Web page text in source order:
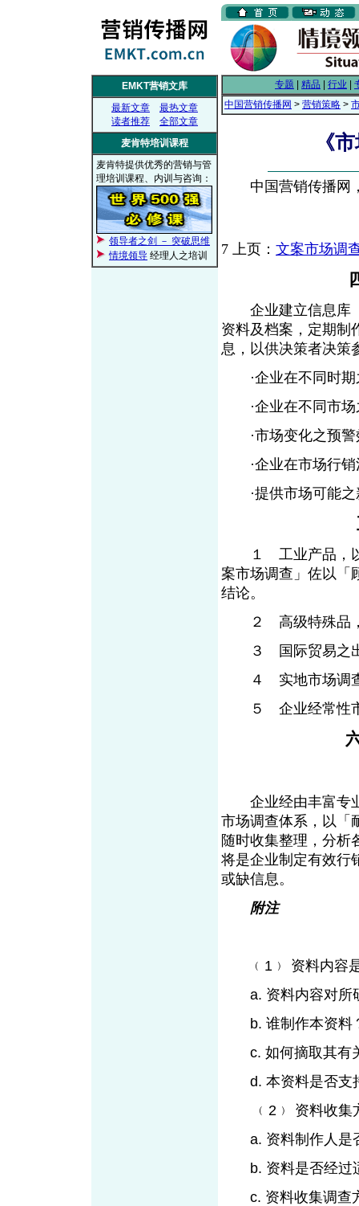
EMKT营销文库
最新文章
最热文章
读者推荐
全部文章
麦肯特培训课程
麦肯特提供优秀的营销与管
理培训课程、内训与咨询：
领导者之剑 － 突破思维
情境领导 经理人之培训
专题 精品 行业
中国营销传播网 > 营销策略 >
《
中国营销传播网
7 上页： 文案市场调
企业建立信息库（
资料及档案，定期制
息，以供决策者决策
·企业在不同时期
·企业在不同市场
·市场变化之预警
·企业在市场行销
·提供市场可能之
１ 工业产品，以
案市场调查」佐以「
结论。
２ 高级特殊品，
３ 国际贸易之出
４ 实地市场调查
５ 企业经常性市
企业经由丰富专业
市场调查体系，以「
随时收集整理，分析
将是企业制定有效行
或缺信息。
附注
﹙1﹚ 资料内容
a. 资料内容对所
b. 谁制作本资料
c. 如何摘取其有
d. 本资料是否支
﹙2﹚ 资料收集方
a. 资料制作人是
b. 资料是否经过
c. 资料收集调查